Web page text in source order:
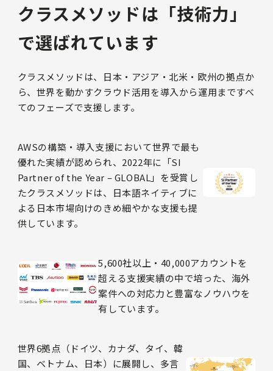
クラスメソッドは「技術力」
で選ばれています
クラスメソッドは、日本・アジア・北米・欧州の拠点か
ら、世界を動かすクラウド活用を導入から運用まですべ
てのフェーズで支援します。
AWSの構築・導入支援において世界で最も
優れた実績が認められ、2022年に「SI
Partner of the Year – GLOBAL」を受賞し
たクラスメソッドは、日本語ネイティブに
よる日本市場向けのきめ細やかな支援も提
供しています。
5,600社以上・40,000アカウントを
超える支援実績の中で培った、海外
案件への対応力と豊富なノウハウを
有しています。
世界6拠点（ドイツ、カナダ、タイ、韓
国、ベトナム、日本）に展開し、多言